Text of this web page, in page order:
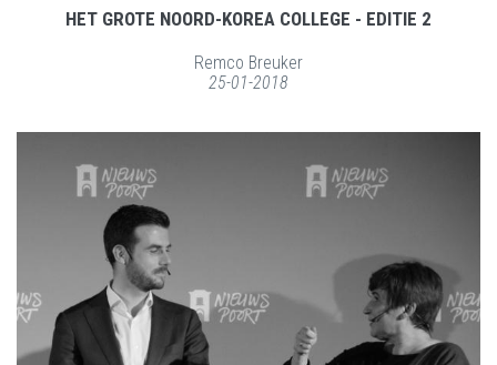
HET GROTE NOORD-KOREA COLLEGE - EDITIE 2
Remco Breuker
25-01-2018